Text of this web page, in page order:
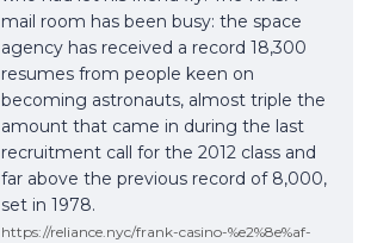
mail room has been busy: the space
agency has received a record 18,300
resumes from people keen on
becoming astronauts, almost triple the
amount that came in during the last
recruitment call for the 2012 class and
far above the previous record of 8,000,
set in 1978.
https://reliance.nyc/frank-casino-%e2%8e%af-